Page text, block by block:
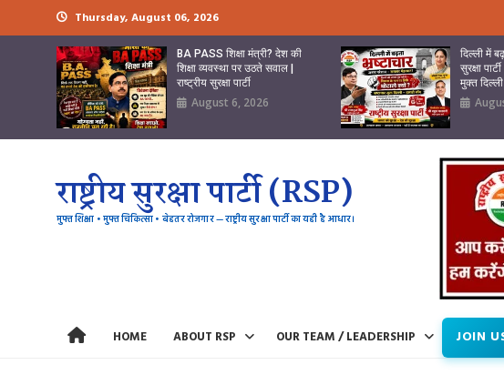
to
Thursday, August 06, 2026
BA PASS शिक्षा मंत्री? देश की
शिक्षा व्यवस्था पर उठते सवाल |
राष्ट्रीय सुरक्षा पार्टी
August 6, 2026
दिल्ली में
सुरक्षा
मुक्त
राष्ट्रीय सुरक्षा पार्टी (RSP)
मुफ्त शिक्षा • मुफ्त चिकित्सा • बेहतर रोजगार — राष्ट्रीय सुरक्षा पार्टी का यही है आधार।
HOME ABOUT RSP OUR TEAM / LEADERSHIP JOIN